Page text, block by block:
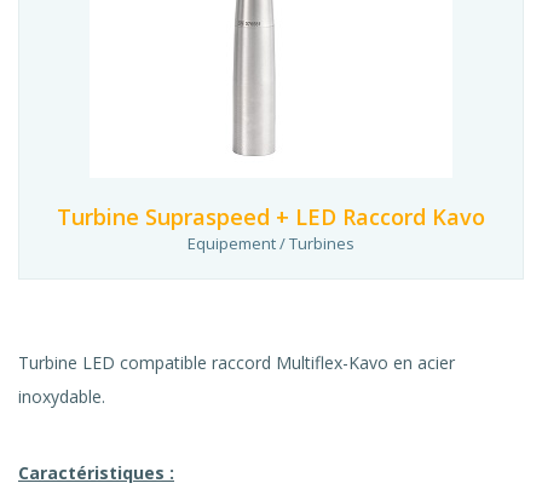
Turbine Supraspeed + LED Raccord Kavo
Equipement / Turbines
Turbine LED compatible raccord Multiflex-Kavo en acier
inoxydable.
Caractéristiques :